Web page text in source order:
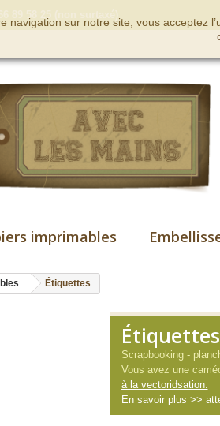
imprimables
Étiquettes
Étiquettes
Scrapbooking -
Vous avez une
à la vectoridsation.
En savoir plus >>
navigation sur notre site, vous acceptez